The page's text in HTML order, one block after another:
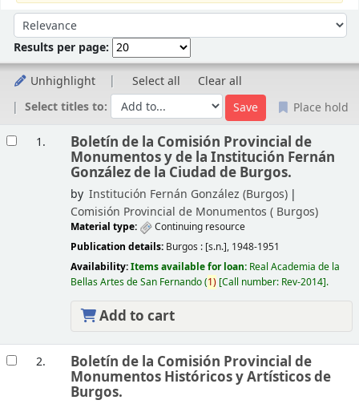
Sort by:
Results per page:
Unhighlight Select all
Clear all
Select titles to:
Place hold
1. Boletín de la Comisión Provincial de
Monumentos y de la Institución Fernán
González de la Ciudad de Burgos.
by Institución Fernán González (Burgos)
Comisión Provincial de Monumentos (Burgos)
Material type:
Continuing resource
Publication details: Burgos : [s.n.], 1948-1951
Availability:Items available for loan: Real Academia de la
Bellas Artes de San Fernando(1) Call number: Rev-2014 .
Add to cart
2. Boletín de la Comisión Provincial de
Monumentos Históricos y Artísticos de
Burgos.